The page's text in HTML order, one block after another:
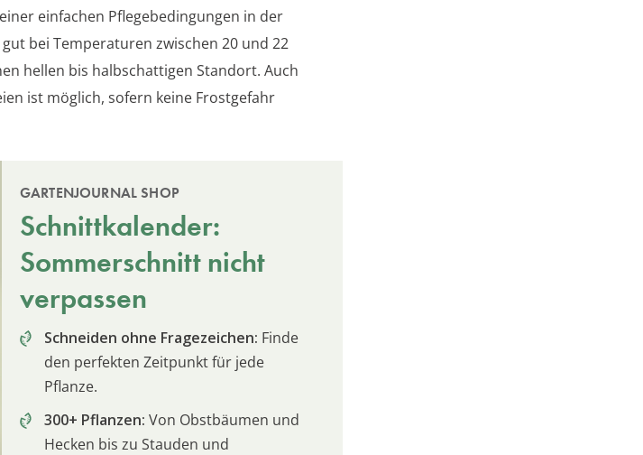
einfachen Pflegebedingungen in der
bei Temperaturen zwischen 20 und 22
hellen bis halbschattigen Standort. Auch
ist möglich, sofern keine Frostgefahr
GARTENJOURNAL SHOP
Schnittkalender:
Sommerschnitt nicht
verpassen
Schneiden ohne Fragezeichen: Finde
den perfekten Zeitpunkt für jede
Pflanze.
300+ Pflanzen: Von Obstbäumen und
Hecken bis zu Stauden und